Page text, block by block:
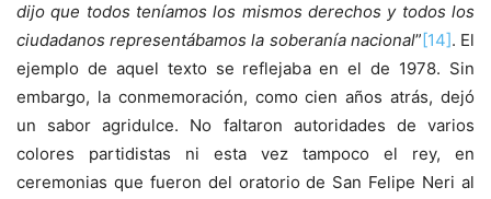
dijo que todos teníamos los mismos derechos y todos los
ciudadanos representábamos la soberanía nacional” [14]. El
ejemplo de aquel texto se reflejaba en el de 1978. Sin
embargo, la conmemoración, como cien años atrás, dejó
un sabor agridulce. No faltaron autoridades de varios
colores partidistas ni esta vez tampoco el rey, en
ceremonias que fueron del oratorio de San Felipe Neri al